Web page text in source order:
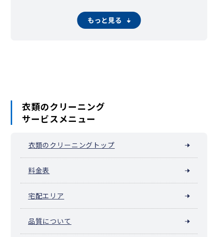
あきる野市西東京市瑞穂町
新島村 神津島村三宅村 御蔵島村
もっと見る
衣類のクリーニング
サービスメニュー
衣類のクリーニングトップ
料金表
宅配エリア
品質について